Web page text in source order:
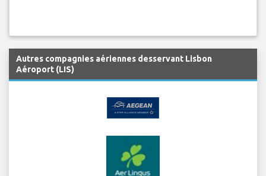
Autres compagnies aériennes desservant Lisbon
Aéroport (LIS)